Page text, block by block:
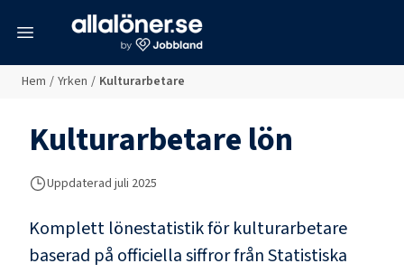
Hem / Yrken / Kulturarbetare
Kulturarbetarelön
Uppdaterad juli 2025
Komplett lönestatistik förkulturarbetare
baserad på officiella siffror från Statistiska